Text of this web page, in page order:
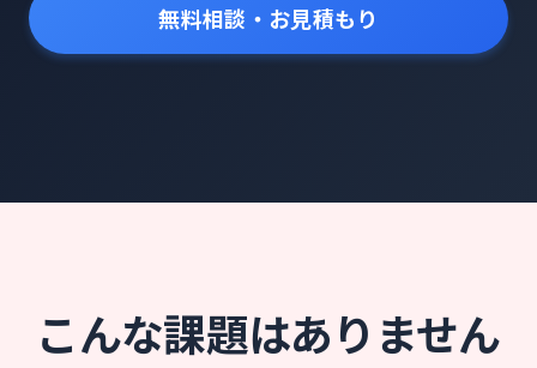
無料相談・お見積もり
こんな課題はありません